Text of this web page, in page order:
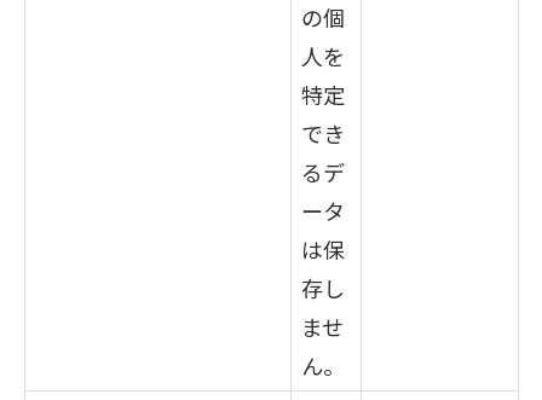
の個
人を
特定
でき
るデ
ータ
は保
存し
ませ
ん。